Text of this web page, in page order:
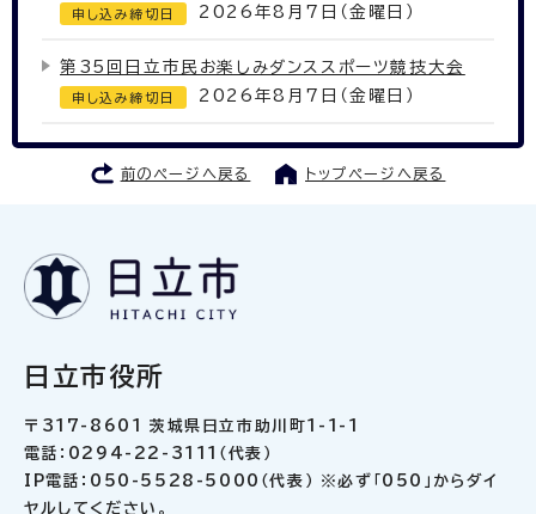
申し込み締切日 2026年8月7日（金曜日）
第35回日立市民お楽しみダンススポーツ競技大会
申し込み締切日 2026年8月7日（金曜日）
前のページへ戻る トップページへ戻る
日立市役所
〒317-8601 茨城県日立市助川町1-1-1
電話：0294-22-3111（代表）
IP電話：050-5528-5000（代表） ※必ず「050」からダイ
ヤルしてください。